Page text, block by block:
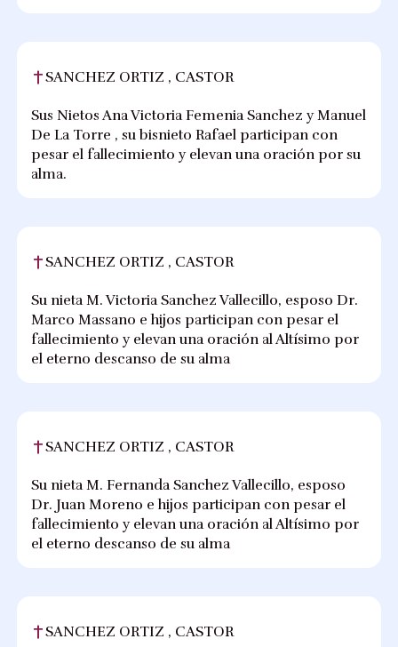
SANCHEZ ORTIZ , CASTOR
Sus Nietos Ana Victoria Femenia Sanchez y Manuel
De La Torre , su bisnieto Rafael participan con
pesar el fallecimiento y elevan una oración por su
alma.
SANCHEZ ORTIZ , CASTOR
Su nieta M. Victoria Sanchez Vallecillo, esposo Dr.
Marco Massano e hijos participan con pesar el
fallecimiento y elevan una oración al Altísimo por
el eterno descanso de su alma
SANCHEZ ORTIZ , CASTOR
Su nieta M. Fernanda Sanchez Vallecillo, esposo
Dr. Juan Moreno e hijos participan con pesar el
fallecimiento y elevan una oración al Altísimo por
el eterno descanso de su alma
SANCHEZ ORTIZ , CASTOR